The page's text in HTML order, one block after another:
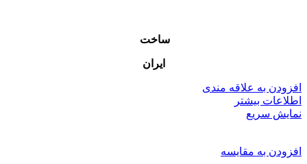
ساخت
ایران
افزودن به علاقه مندی
اطلاعات بیشتر
نمایش سریع
افزودن به مقایسه